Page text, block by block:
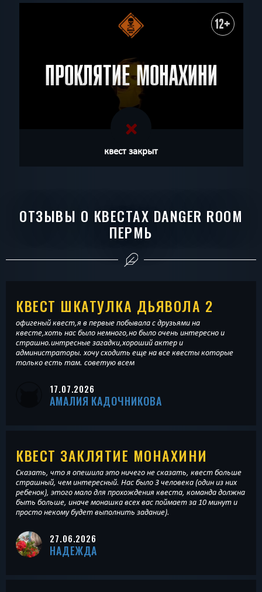
12+
ПРОКЛЯТИЕ МОНАХИНИ
квест закрыт
ОТЗЫВЫ О КВЕСТАХ DANGER ROOM
ПЕРМЬ
КВЕСТ ШКАТУЛКА ДЬЯВОЛА 2
офигеный квест,я в первые побывала с друзьями на
квесте,хоть нас было немного,но было очень интересно и
страшно.интресные загадки,хороший актер и
администраторы. хочу сходить еще на все квесты которые
только есть там. советую всем
17.07.2026
АМАЛИЯ КАДОЧНИКОВА
КВЕСТ ЗАКЛЯТИЕ МОНАХИНИ
Сказать, что я опешила это ничего не сказать, квест больше
страшный, чем интересный. Нас было 3 человека (один из них
ребенок), этого мало для прохождения квеста, команда должна
быть больше, иначе монашка всех вас поймает за 10 минут и
просто некому будет выполнить задание).
27.06.2026
НАДЕЖДА